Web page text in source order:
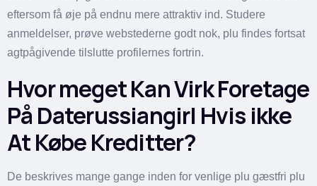
eftersom få øje på endnu mere attraktiv ind. Studere
anmeldelser, prøve webstederne godt nok, plu findes fortsat
agtpågivende tilslutte profilernes fortrin.
Hvor meget Kan Virk Foretage
På Daterussiangirl Hvis ikke
At Købe Kreditter?
De beskrives mange gange inden for venlige plu gæstfri plu